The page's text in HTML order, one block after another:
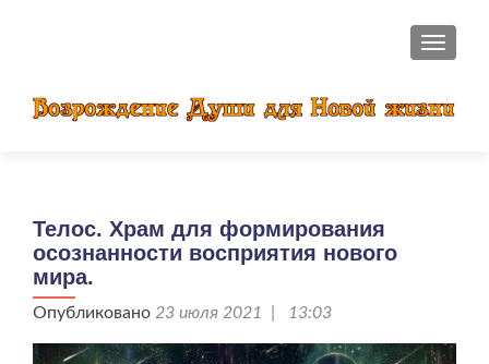
Телос. Храм для формирования
осознанности восприятия нового
мира.
Опубликовано 23 июля 2021 | 13:03